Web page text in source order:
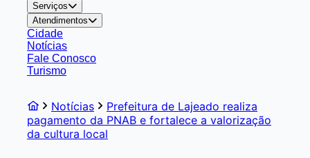
Serviços
Atendimentos
Cidade
Notícias
Fale Conosco
Turismo
Notícias
Prefeitura de Lajeado realiza
pagamento da PNAB e fortalece a valorização
da cultura local